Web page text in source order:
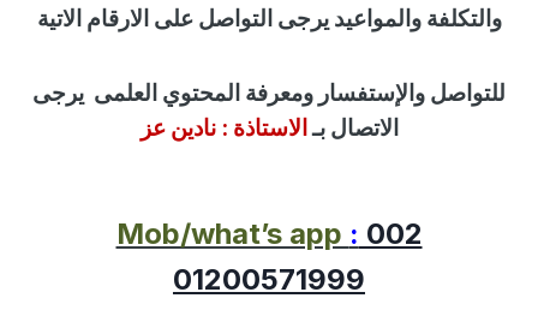
والتكلفة والمواعيد يرجى التواصل على الارقام الاتية
للتواصل والإستفسار ومعرفة المحتوي العلمى
يرجى
الاتصال بـالاستاذة : نادين عز
Mob/what’s app: 002
01200571999